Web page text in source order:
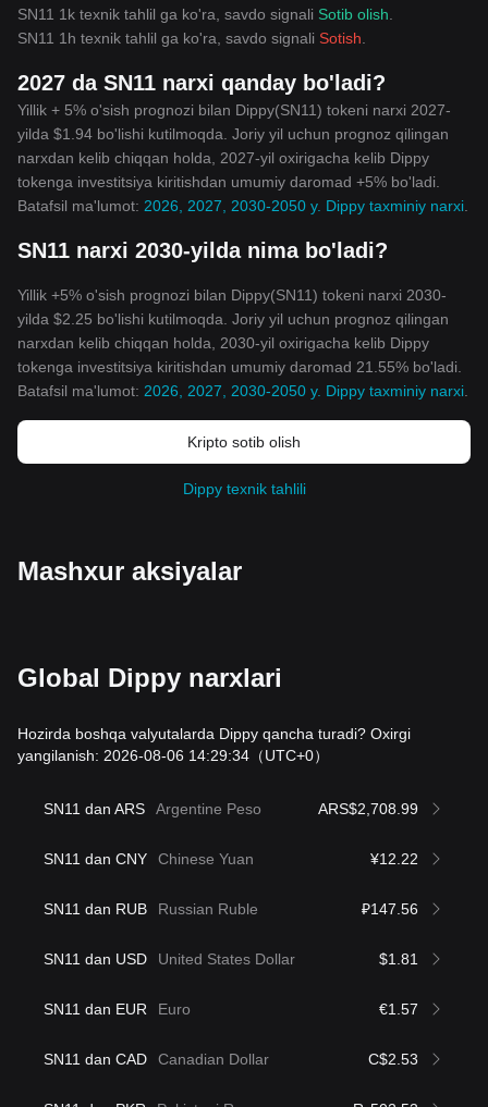
SN11 1k texnik tahlil ga ko'ra, savdo signali Sotib olish
SN11 1h texnik tahlil ga ko'ra, savdo signali Sotish
2027 da SN11 narxi qanday bo'ladi?
Yillik + 5% o'sish prognozi bilan Dippy(SN11) tokeni narxi 2027-
yilda $1.94 bo'lishi kutilmoqda. Joriy yil uchun prognoz qilingan
narxdan kelib chiqqan holda, 2027-yil oxirigacha kelib Dippy
tokenga investitsiya kiritishdan umumiy daromad +5% bo'ladi.
Batafsil ma'lumot: 2026, 2027, 2030-2050 y. Dippy taxminiy narxi
SN11 narxi 2030-yilda nima bo'ladi?
Yillik +5% o'sish prognozi bilan Dippy(SN11) tokeni narxi 2030-
yilda $2.25 bo'lishi kutilmoqda. Joriy yil uchun prognoz qilingan
narxdan kelib chiqqan holda, 2030-yil oxirigacha kelib Dippy
tokenga investitsiya kiritishdan umumiy daromad 21.55% bo'ladi.
Batafsil ma'lumot: 2026, 2027, 2030-2050 y. Dippy taxminiy narxi
Kripto sotib olish
Dippy texnik tahlili
Mashxur aksiyalar
Global Dippy narxlari
Hozirda boshqa valyutalarda Dippy qancha turadi? Oxirgi
yangilanish: 2026-08-06 14:29:34 （UTC+0）
SN11 dan ARS Argentine Peso ARS$2,708.99
SN11 dan CNY Chinese Yuan ¥12.22
SN11 dan RUB Russian Ruble ₽147.56
SN11 dan USD United States Dollar $1.81
SN11 dan EUR Euro €1.57
SN11 dan CAD Canadian Dollar C$2.53